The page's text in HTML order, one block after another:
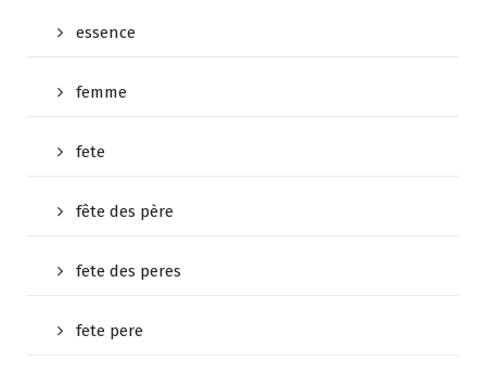
essence
femme
fete
fête des père
fete des peres
fete pere